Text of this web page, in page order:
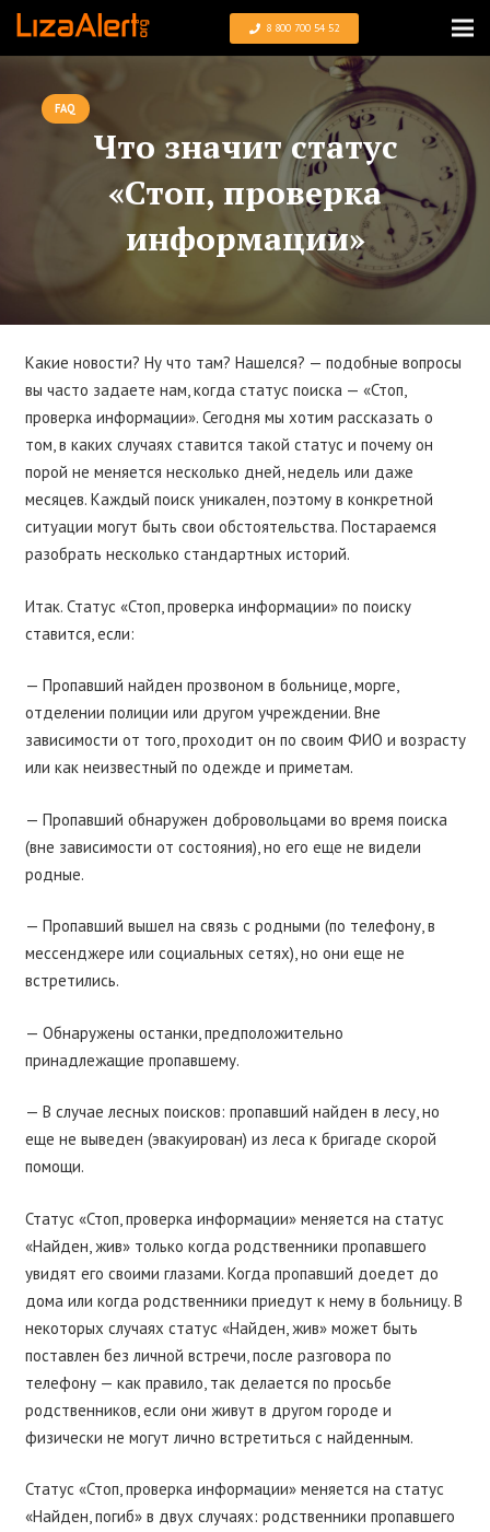
8 800 700 54 52
FAQ
Что значит статус
«Стоп, проверка
информации»
Какие новости? Ну что там? Нашелся? — подобные вопросы
вы часто задаете нам, когда статус поиска — «Стоп,
проверка информации». Сегодня мы хотим рассказать о
том, в каких случаях ставится такой статус и почему он
порой не меняется несколько дней, недель или даже
месяцев. Каждый поиск уникален, поэтому в конкретной
ситуации могут быть свои обстоятельства. Постараемся
разобрать несколько стандартных историй.
Итак. Статус «Стоп, проверка информации» по поиску
ставится, если:
— Пропавший найден прозвоном в больнице, морге,
отделении полиции или другом учреждении. Вне
зависимости от того, проходит он по своим ФИО и возрасту
или как неизвестный по одежде и приметам.
— Пропавший обнаружен добровольцами во время поиска
(вне зависимости от состояния), но его еще не видели
родные.
— Пропавший вышел на связь с родными (по телефону, в
мессенджере или социальных сетях), но они еще не
встретились.
— Обнаружены останки, предположительно
принадлежащие пропавшему.
— В случае лесных поисков: пропавший найден в лесу, но
еще не выведен (эвакуирован) из леса к бригаде скорой
помощи.
Статус «Стоп, проверка информации» меняется на статус
«Найден, жив» только когда родственники пропавшего
увидят его своими глазами. Когда пропавший доедет до
дома или когда родственники приедут к нему в больницу. В
некоторых случаях статус «Найден, жив» может быть
поставлен без личной встречи, после разговора по
телефону — как правило, так делается по просьбе
родственников, если они живут в другом городе и
физически не могут лично встретиться с найденным.
Статус «Стоп, проверка информации» меняется на статус
«Найден, погиб» в двух случаях: родственники пропавшего